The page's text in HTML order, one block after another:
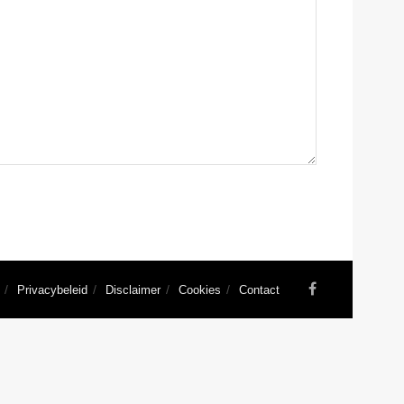
Privacybeleid Disclaimer Cookies Contact